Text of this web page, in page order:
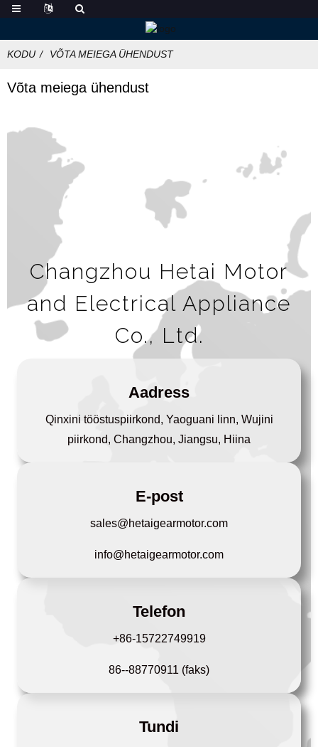
KODU VÕTA MEIEGA ÜHENDUST
Võta meiega ühendust
Changzhou Hetai Motor
and Electrical Appliance
Co., Ltd.
Aadress
Qinxini tööstuspiirkond, Yaoguani linn, Wujini
piirkond, Changzhou, Jiangsu, Hiina
E-post
sales@hetaigearmotor.com
info@hetaigearmotor.com
Telefon
+86-15722749919
86--88770911 (faks)
Tundi